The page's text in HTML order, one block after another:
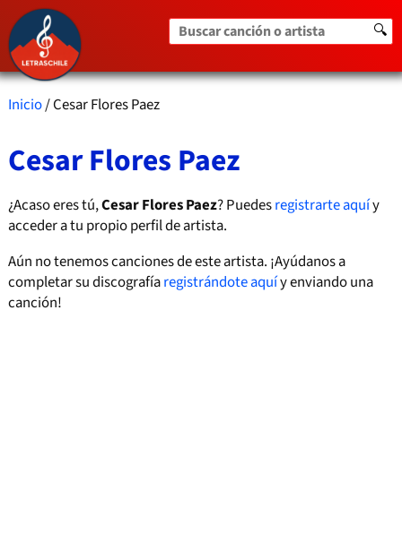
Buscar canción o artista 🔍
Inicio/ Cesar Flores Paez
Cesar Flores Paez
¿Acaso eres tú,Cesar Flores Paez? Puedesregistrarte aquíy
acceder a tu propio perfil de artista.
Aún no tenemos canciones de este artista. ¡Ayúdanos a
completar su discografíaregistrándote aquíy enviando una
canción!